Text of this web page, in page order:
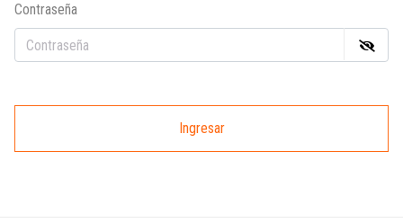
Contraseña
Ingresar